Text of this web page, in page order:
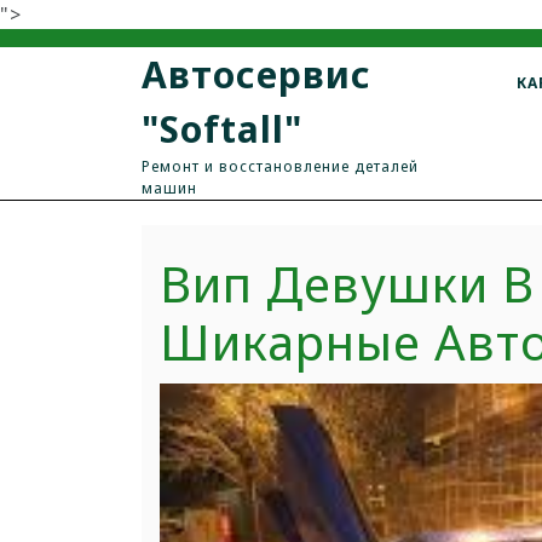
">
Автосервис
"Softall"
Ремонт и восстановление деталей
машин
Вип Девушки
Шикарные